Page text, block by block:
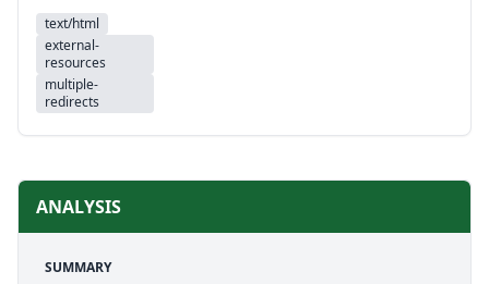
text/html
external-
resources
multiple-
redirects
ANALYSIS
SUMMARY